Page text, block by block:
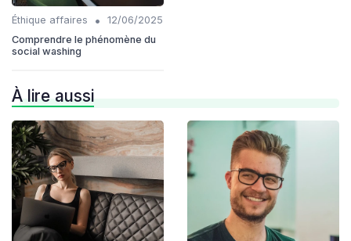
Éthique affaires •
12/06/2025
Comprendre le phénomène du
social washing
À lire aussi